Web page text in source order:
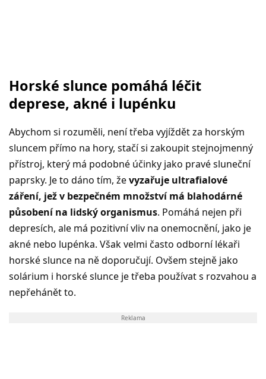
Horské slunce pomáhá léčit
deprese, akné i lupénku
Abychom si rozuměli, není třeba vyjíždět za horským
sluncem přímo na hory, stačí si zakoupit stejnojmenný
přístroj, který má podobné účinky jako pravé sluneční
paprsky. Je to dáno tím, ževyzařuje ultrafialové
záření, jež v bezpečném množství má blahodárné
působení na lidský organismus. Pomáhá nejen při
depresích, ale má pozitivní vliv na onemocnění, jako je
akné nebo lupénka. Však velmi často odborní lékaři
horské slunce na ně doporučují. Ovšem stejně jako
solárium i horské slunce je třeba používat s rozvahou a
nepřehánět to.
Reklama